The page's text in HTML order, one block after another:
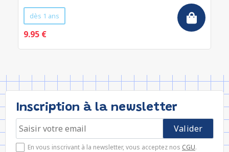
dès 1 ans
9.95 €
Inscription à la newsletter
En vous inscrivant à la newsletter, vous acceptez nos CGU.